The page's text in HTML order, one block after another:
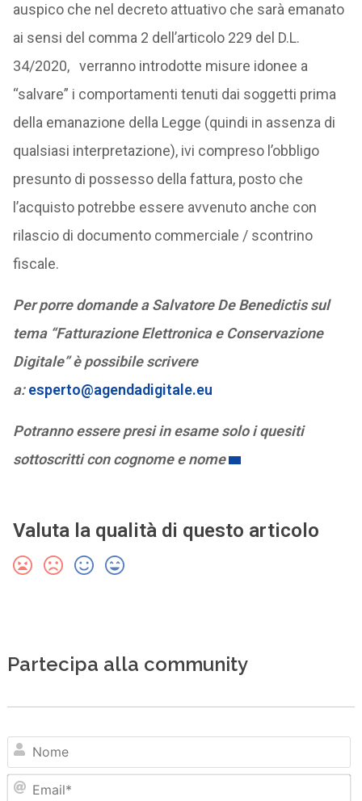
auspico che nel decreto attuativo che sarà emanato
ai sensi del comma 2 dell’articolo 229 del D.L.
34/2020, verranno introdotte misure idonee a
“salvare” i comportamenti tenuti dai soggetti prima
della emanazione della Legge (quindi in assenza di
qualsiasi interpretazione), ivi compreso l’obbligo
presunto di possesso della fattura, posto che
l’acquisto potrebbe essere avvenuto anche con
rilascio di documento commerciale / scontrino
fiscale.
Per porre domande a Salvatore De Benedictis sul
tema “Fatturazione Elettronica e Conservazione
Digitale” è possibile scrivere
a:esperto@agendadigitale.eu
Potranno essere presi in esame solo i quesiti
sottoscritti con cognome e nome
Valuta la qualità di questo articolo
Partecipa alla community